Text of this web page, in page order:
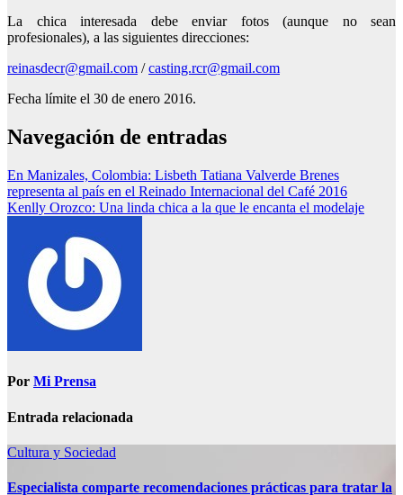
La chica interesada debe enviar fotos (aunque no sean
profesionales), a las siguientes direcciones:
reinasdecr@gmail.com /casting.rcr@gmail.com
Fecha límite el 30 de enero 2016.
Navegación de entradas
En Manizales, Colombia: Lisbeth Tatiana Valverde Brenes
representa al país en el Reinado Internacional del Café 2016
Kenlly Orozco: Una linda chica a la que le encanta el modelaje
Por Mi Prensa
Entrada relacionada
Cultura y Sociedad
Especialista comparte recomendaciones prácticas para tratar la